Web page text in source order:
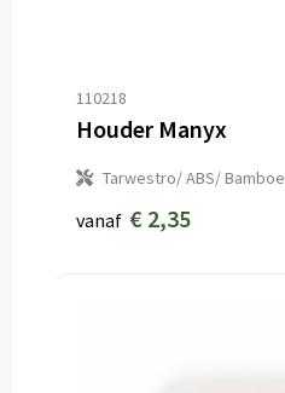
110218
Houder Manyx
Tarwestro/ ABS/ Bamboe
vanaf € 2,35